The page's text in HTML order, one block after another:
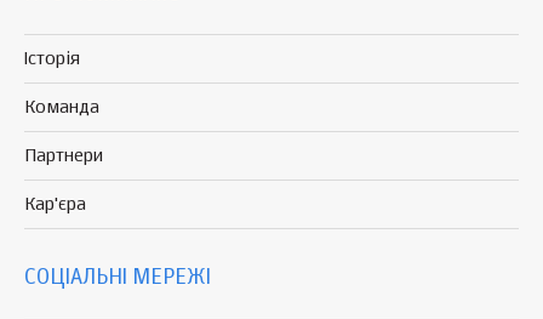
Історія
Команда
Партнери
Кар'єра
СОЦІАЛЬНІ МЕРЕЖІ